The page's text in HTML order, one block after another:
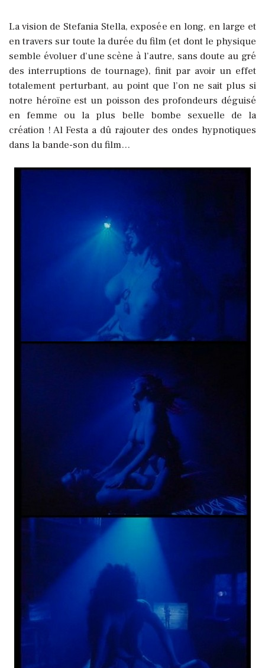
La vision de Stefania Stella, exposée en long, en large et
en travers sur toute la durée du film (et dont le physique
semble évoluer d’une scène à l’autre, sans doute au gré
des interruptions de tournage), finit par avoir un effet
totalement perturbant, au point que l’on ne sait plus si
notre héroïne est un poisson des profondeurs déguisé
en femme ou la plus belle bombe sexuelle de la
création ! Al Festa a dû rajouter des ondes hypnotiques
dans la bande-son du film…